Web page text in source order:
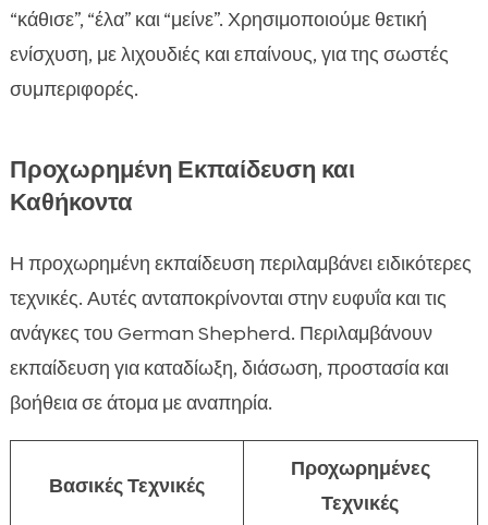
“κάθισε”, “έλα” και “μείνε”. Χρησιμοποιούμε θετική
ενίσχυση, με λιχουδιές και επαίνους, για της σωστές
συμπεριφορές.
Προχωρημένη Εκπαίδευση και
Καθήκοντα
Η προχωρημένη εκπαίδευση περιλαμβάνει ειδικότερες
τεχνικές. Αυτές ανταποκρίνονται στην ευφυΐα και τις
ανάγκες του German Shepherd. Περιλαμβάνουν
εκπαίδευση για καταδίωξη, διάσωση, προστασία και
βοήθεια σε άτομα με αναπηρία.
Βασικές Τεχνικές
Προχωρημένες
Τεχνικές